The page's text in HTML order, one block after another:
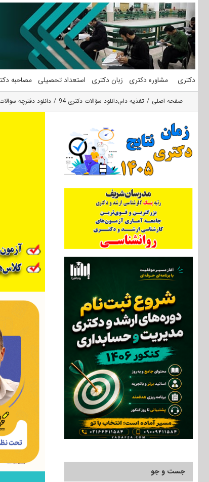
محتوا
دکتری مشاوره دکتری زبان دکتری استعداد تحصیلی مصاحبه
صفحه اصلی تغذیه دام,دانلود سؤالات دکتری 94 دانلود دفترچه سوالات آزمون دکتری ۹۴
جست و جو